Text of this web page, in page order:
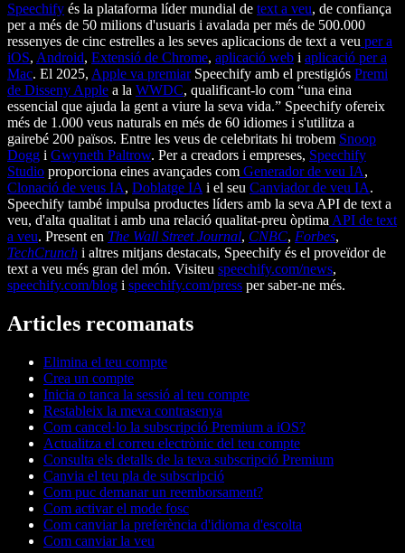
Speechify és la plataforma líder mundial de text a veu, de confiança
per a més de 50 milions d'usuaris i avalada per més de 500.000
ressenyes de cinc estrelles a les seves aplicacions de text a veu per a
iOS, Android, Extensió de Chrome, aplicació web i aplicació per a
Mac. El 2025, Apple va premiarSpeechify amb el prestigiós Premi
de Disseny Apple a la WWDC, qualificant-lo com “una eina
essencial que ajuda la gent a viure la seva vida.” Speechify ofereix
més de 1.000 veus naturals en més de 60 idiomes i s'utilitza a
gairebé 200 països. Entre les veus de celebritats hi trobem Snoop
Dogg i Gwyneth Paltrow. Per a creadors i empreses, Speechify
Studio proporciona eines avançades com Generador de veu IA,
Clonació de veus IA, Doblatge IA i el seu Canviador de veu IA.
Speechify també impulsa productes líders amb la seva API de text a
veu, d'alta qualitat i amb una relació qualitat-preu òptima API de text
a veu. Present en The Wall Street Journal, CNBC, Forbes,
TechCrunch i altres mitjans destacats, Speechify és el proveïdor de
text a veu més gran del món. Visiteu speechify.com/news,
speechify.com/blog i speechify.com/press per saber-ne més.
Articles recomanats
Elimina el teu compte
Crea un compte
Inicia o tanca la sessió al teu compte
Restableix la meva contrasenya
Com cancel·lo la subscripció Premium a iOS?
Actualitza el correu electrònic del teu compte
Consulta els detalls de la teva subscripció Premium
Canvia el teu pla de subscripció
Com puc demanar un reemborsament?
Com activar el mode fosc
Com canviar la preferència d'idioma d'escolta
Com canviar la veu